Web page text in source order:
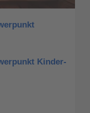
Kinder-